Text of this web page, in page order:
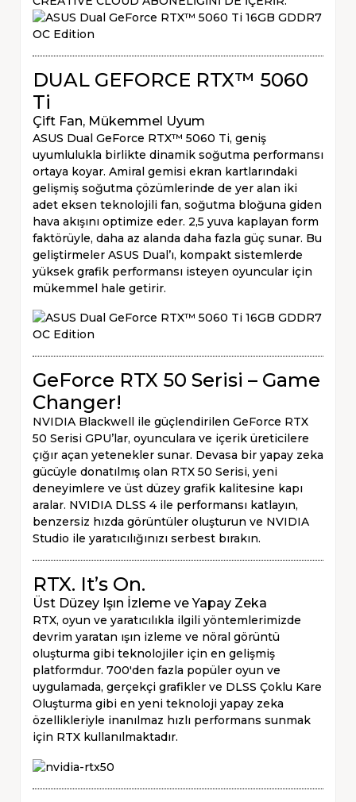
DUAL GEFORCE RTX™ 5060
Ti
Çift Fan, Mükemmel Uyum
ASUS Dual GeForce RTX™ 5060 Ti, geniş
uyumlulukla birlikte dinamik soğutma performansı
ortaya koyar. Amiral gemisi ekran kartlarındaki
gelişmiş soğutma çözümlerinde de yer alan iki
adet eksen teknolojili fan, soğutma bloğuna giden
hava akışını optimize eder. 2,5 yuva kaplayan form
faktörüyle, daha az alanda daha fazla güç sunar. Bu
geliştirmeler ASUS Dual’ı, kompakt sistemlerde
yüksek grafik performansı isteyen oyuncular için
mükemmel hale getirir.
GeForce RTX 50 Serisi – Game
Changer!
NVIDIA Blackwell ile güçlendirilen GeForce RTX
50 Serisi GPU’lar, oyunculara ve içerik üreticilere
çığır açan yetenekler sunar. Devasa bir yapay zeka
gücüyle donatılmış olan RTX 50 Serisi, yeni
deneyimlere ve üst düzey grafik kalitesine kapı
aralar. NVIDIA DLSS 4 ile performansı katlayın,
benzersiz hızda görüntüler oluşturun ve NVIDIA
Studio ile yaratıcılığınızı serbest bırakın.
RTX. It’s On.
Üst Düzey Işın İzleme ve Yapay Zeka
RTX, oyun ve yaratıcılıkla ilgili yöntemlerimizde
devrim yaratan ışın izleme ve nöral görüntü
oluşturma gibi teknolojiler için en gelişmiş
platformdur. 700'den fazla popüler oyun ve
uygulamada, gerçekçi grafikler ve DLSS Çoklu Kare
Oluşturma gibi en yeni teknoloji yapay zeka
özellikleriyle inanılmaz hızlı performans sunmak
için RTX kullanılmaktadır.